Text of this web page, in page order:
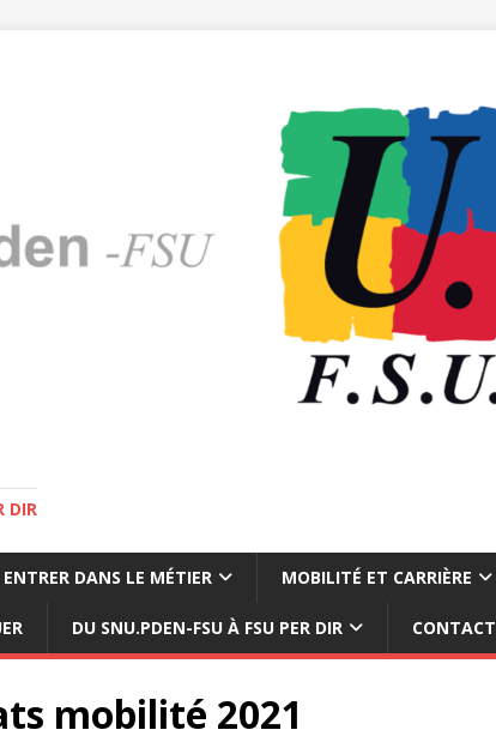
DIR
ENTRER DANS LE MÉTIER MOBILITÉ ET CARRIÈRE
DU SNU.PDEN-FSU À FSU PER DIR CONTACT
mobilité 2021